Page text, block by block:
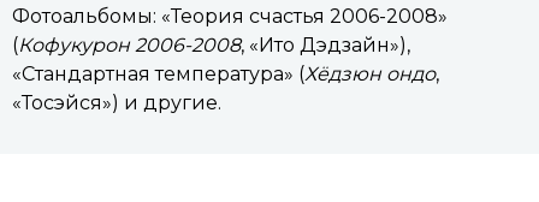
Фотоальбомы: «Теория счастья 2006-2008»
(Кофукурон 2006-2008, «Ито Дэдзайн»),
«Стандартная температура» (Хёдзюн ондо,
«Тосэйся») и другие.